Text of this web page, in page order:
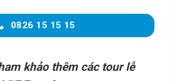
0826 15 15 15
khảo thêm các tour lễ